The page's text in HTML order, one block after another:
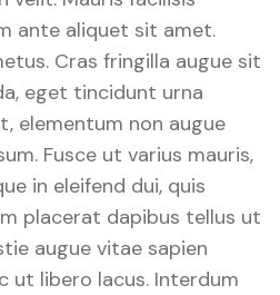
ante aliquet sit amet.
Cras fringilla augue sit
eget tincidunt urna
elementum non augue
Fusce ut varius mauris,
in eleifend dui, quis
placerat dapibus tellus ut
augue vitae sapien
ut libero lacus. Interdum